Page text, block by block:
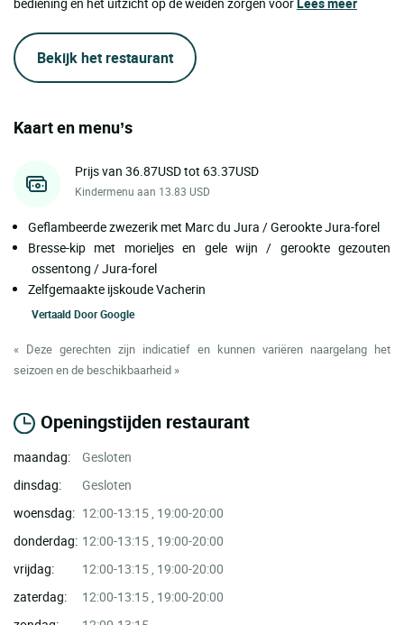
Bekijk het restaurant
Kaart en menu’s
Prijs van 36.87USD tot 63.37USD
Kindermenu aan 13.83 USD
Geflambeerde zwezerik met Marc du Jura / Gerookte Jura-forel
Bresse-kip met morieljes en gele wijn / gerookte gezouten
ossentong / Jura-forel
Zelfgemaakte ijskoude Vacherin
Vertaald DoorGoogle
« Deze gerechten zijn indicatief en kunnen variëren naargelang het
seizoen en de beschikbaarheid »
Openingstijden restaurant
maandag:
Gesloten
dinsdag:
Gesloten
woensdag: 12:00-13:15 , 19:00-20:00
donderdag: 12:00-13:15 , 19:00-20:00
vrijdag:
12:00-13:15 , 19:00-20:00
zaterdag:
12:00-13:15 , 19:00-20:00